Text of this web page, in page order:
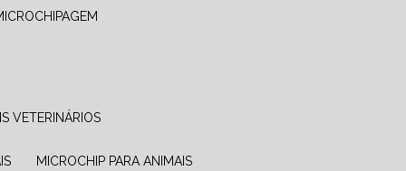
MICROCHIPAGEM
VETERINÁRIOS
MICROCHIP PARA ANIMAIS